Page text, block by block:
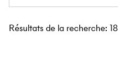
Résultats de la recherche: 18